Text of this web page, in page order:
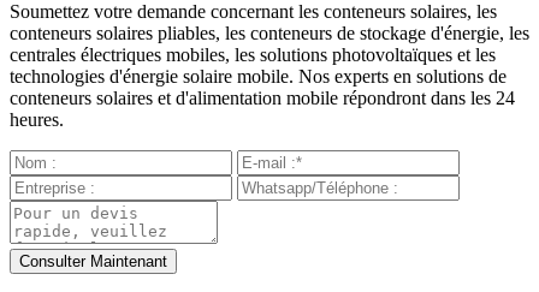
Soumettez votre demande concernant les conteneurs solaires, les
conteneurs solaires pliables, les conteneurs de stockage d'énergie, les
centrales électriques mobiles, les solutions photovoltaïques et les
technologies d'énergie solaire mobile. Nos experts en solutions de
conteneurs solaires et d'alimentation mobile répondront dans les 24
heures.